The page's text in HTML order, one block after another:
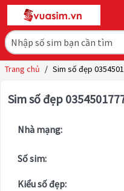
Trang chủ / Sim số đẹp
Sim số đẹp
Nhà mạng:
Số sim:
Kiểu số đẹp: